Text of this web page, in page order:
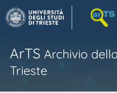
ArTS Archivio
Trieste